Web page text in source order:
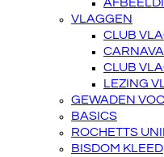
VLAGGEN
CLUB
CLUB
LEZING
GEWADEN
BASICS
ROCHETTS
BISDOM KLEED